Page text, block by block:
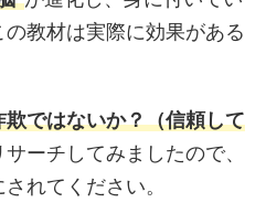
教材は実際に効果がある
ではないか？（信頼して
ーチしてみましたので、
れてください。